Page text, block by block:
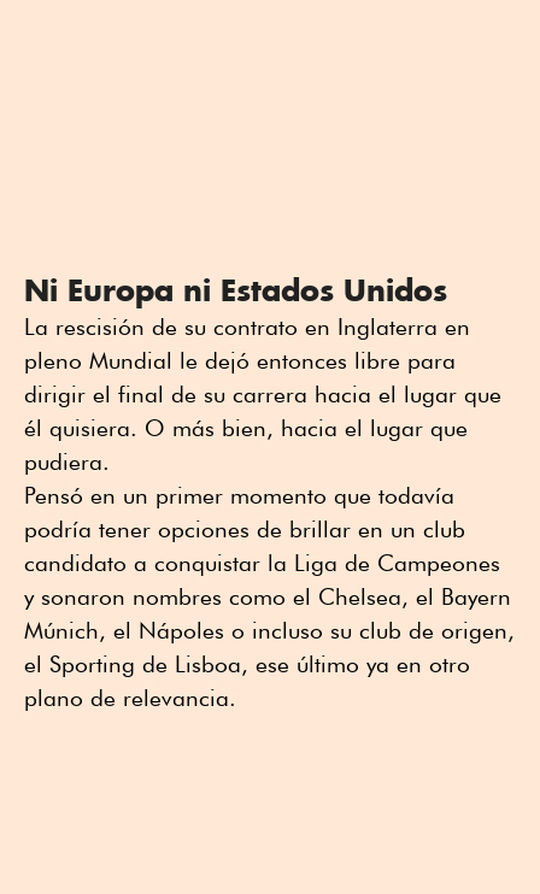
Ni Europa ni Estados Unidos
La rescisión de su contrato en Inglaterra en
pleno Mundial le dejó entonces libre para
dirigir el final de su carrera hacia el lugar que
él quisiera. O más bien, hacia el lugar que
pudiera.
Pensó en un primer momento que todavía
podría tener opciones de brillar en un club
candidato a conquistar la Liga de Campeones
y sonaron nombres como el Chelsea, el Bayern
Múnich, el Nápoles o incluso su club de origen,
el Sporting de Lisboa, ese último ya en otro
plano de relevancia.